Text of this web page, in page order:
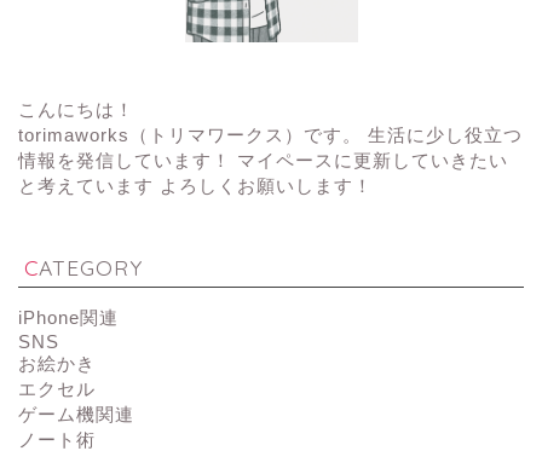
こんにちは！
torimaworks（トリマワークス）です。 生活に少し役立つ
情報を発信しています！ マイペースに更新していきたい
と考えています よろしくお願いします！
CATEGORY
iPhone関連
SNS
お絵かき
エクセル
ゲーム機関連
ノート術